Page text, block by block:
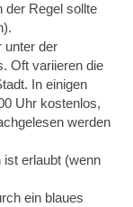
der Regel sollte
unter der
Oft variieren die
In einigen
Uhr kostenlos,
werden
ist erlaubt (wenn
ein blaues